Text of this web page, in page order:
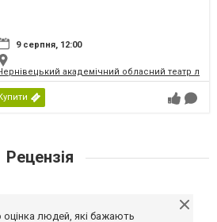
9 серпня, 12:00
академічний обласний театр
Рецензія
оцінка людей, які бажають